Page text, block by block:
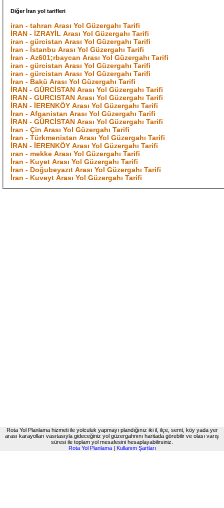
Diğer İran yol tarifleri
iran - tahran Arası Yol Güzergahı Tarifi
İRAN - İZRAYİL Arası Yol Güzergahı Tarifi
iran - gürcistan Arası Yol Güzergahı Tarifi
İran - İstanbu Arası Yol Güzergahı Tarifi
İran - Az601;rbaycan Arası Yol Güzergahı Tarifi
iran - gürcistan Arası Yol Güzergahı Tarifi
iran - gürcistan Arası Yol Güzergahı Tarifi
İran - Bakü Arası Yol Güzergahı Tarifi
İRAN - GÜRCİSTAN Arası Yol Güzergahı Tarifi
IRAN - GURCISTAN Arası Yol Güzergahı Tarifi
İRAN - İERENKÖY Arası Yol Güzergahı Tarifi
İran - Afganistan Arası Yol Güzergahı Tarifi
İRAN - GÜRCİSTAN Arası Yol Güzergahı Tarifi
İran - Çin Arası Yol Güzergahı Tarifi
İran - Türkmenistan Arası Yol Güzergahı Tarifi
İRAN - İERENKÖY Arası Yol Güzergahı Tarifi
ıran - mekke Arası Yol Güzergahı Tarifi
İran - Kuyet Arası Yol Güzergahı Tarifi
İran - Doğubeyazıt Arası Yol Güzergahı Tarifi
İran - Kuveyt Arası Yol Güzergahı Tarifi
Rota Yol Planlama hizmeti ile yolculuk yapmayı plandığınız iki il, ilçe, semt, köy yada yer
arası karayolları vasıtasıyla gideceğiniz yol güzergahnını haritada görebilir ve olası varış
süresi ile toplam yol mesafesini hesaplayabilirsiniz.
Rota Yol Planlama| Kullanım Şartları